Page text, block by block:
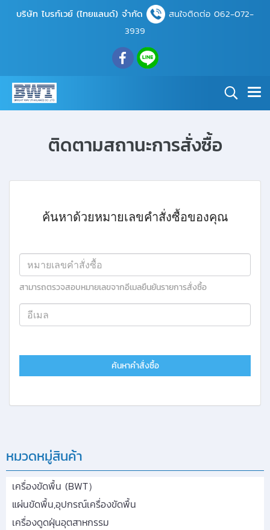
บริษัท ไบรท์เวย์ (ไทยแลนด์) จำกัด
สนใจติดต่อ 062-072-
3939
ติดตามสถานะการสั่งซื้อ
ค้นหาด้วยหมายเลขคำสั่งซื้อของคุณ
สามารถตรวจสอบหมายเลขจากอีเมลยืนยันรายการสั่งซื้อ
ค้นหาคำสั่งซื้อ
หมวดหมู่สินค้า
เครื่องขัดพื้น (BWT）
แผ่นขัดพื้น,อุปกรณ์เครื่องขัดพื้น
เครื่องดูดฝุ่นอุตสาหกรรม